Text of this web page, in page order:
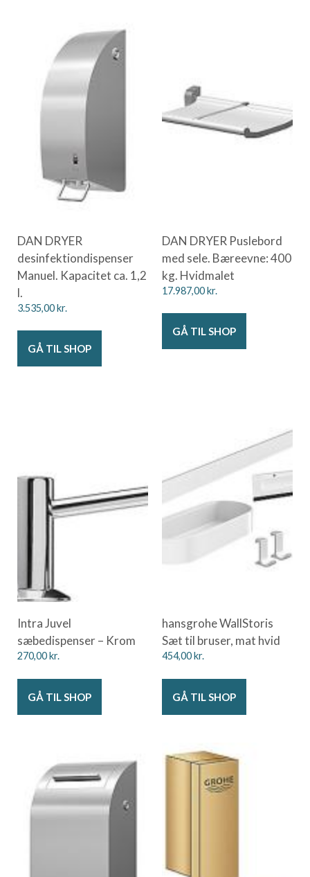
DAN DRYER
desinfektiondispenser
Manuel. Kapacitet ca. 1,2
l.
3.535,00kr.
GÅ TIL SHOP
DAN DRYER Puslebord
med sele. Bæreevne: 400
kg. Hvidmalet
17.987,00kr.
GÅ TIL SHOP
Intra Juvel
sæbedispenser – Krom
270,00 kr.
GÅ TIL SHOP
hansgrohe WallStoris
Sæt til bruser, mat hvid
454,00 kr.
GÅ TIL SHOP